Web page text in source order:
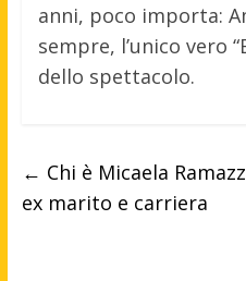
anni, poco importa:
sempre, l’unico vero
dello spettacolo.
← Chi è Micaela
ex marito e carriera